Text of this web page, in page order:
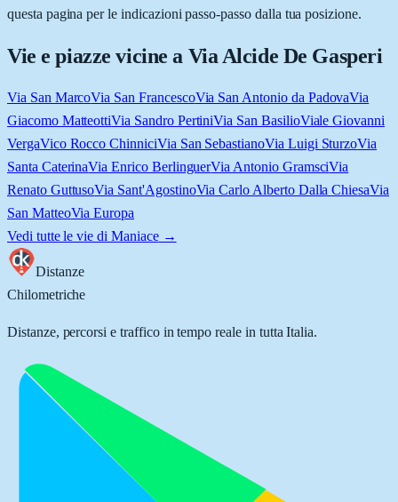
questa pagina per le indicazioni passo-passo dalla tua posizione.
Vie e piazze vicine a Via Alcide De Gasperi
Via San MarcoVia San FrancescoVia San Antonio da PadovaVia
Giacomo MatteottiVia Sandro PertiniVia San BasilioViale Giovanni
VergaVico Rocco ChinniciVia San SebastianoVia Luigi SturzoVia
Santa CaterinaVia Enrico BerlinguerVia Antonio GramsciVia
Renato GuttusoVia Sant'AgostinoVia Carlo Alberto Dalla ChiesaVia
San MatteoVia Europa
Vedi tutte le vie di Maniace→
Distanze
Chilometriche
Distanze, percorsi e traffico in tempo reale in tutta Italia.